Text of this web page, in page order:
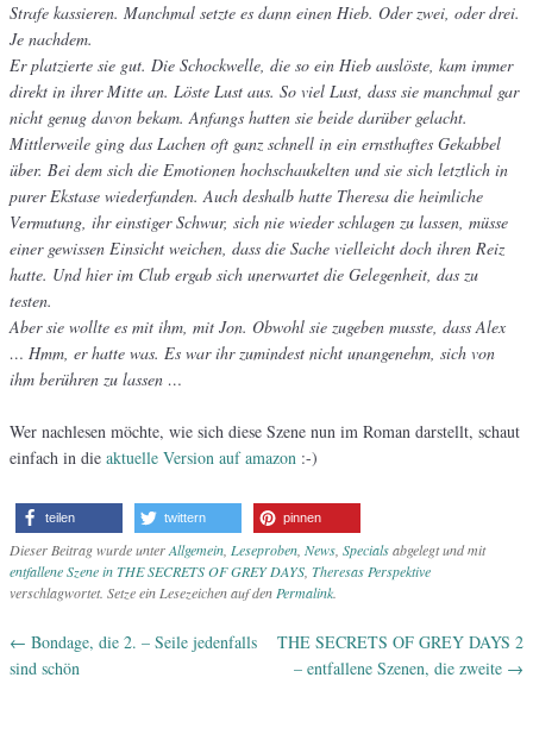
Strafe kassieren. Manchmal setzte es dann einen Hieb. Oder zwei, oder drei.
Je nachdem.
Er platzierte sie gut. Die Schockwelle, die so ein Hieb auslöste, kam immer
direkt in ihrer Mitte an. Löste Lust aus. So viel Lust, dass sie manchmal gar
nicht genug davon bekam. Anfangs hatten sie beide darüber gelacht.
Mittlerweile ging das Lachen oft ganz schnell in ein ernsthaftes Gekabbel
über. Bei dem sich die Emotionen hochschaukelten und sie sich letztlich in
purer Ekstase wiederfanden. Auch deshalb hatte Theresa die heimliche
Vermutung, ihr einstiger Schwur, sich nie wieder schlagen zu lassen, müsse
einer gewissen Einsicht weichen, dass die Sache vielleicht doch ihren Reiz
hatte. Und hier im Club ergab sich unerwartet die Gelegenheit, das zu
testen.
Aber sie wollte es mit ihm, mit Jon. Obwohl sie zugeben musste, dass Alex
… Hmm, er hatte was. Es war ihr zumindest nicht unangenehm, sich von
ihm berühren zu lassen …
Wer nachlesen möchte, wie sich diese Szene nun im Roman darstellt, schaut
einfach in die aktuelle Version auf amazon :-)
teilen twittern pinnen
Dieser Beitrag wurde unterAllgemein, Leseproben, News, Specialsabgelegt und mit
entfallene Szene in THE SECRETS OF GREY DAYS, Theresas Perspektive
verschlagwortet. Setze ein Lesezeichen auf denPermalink.
Artikel-Navigation
← Bondage, die 2. – Seile jedenfalls
sind schön
THE SECRETS OF GREY DAYS 2
– entfallene Szenen, die zweite →